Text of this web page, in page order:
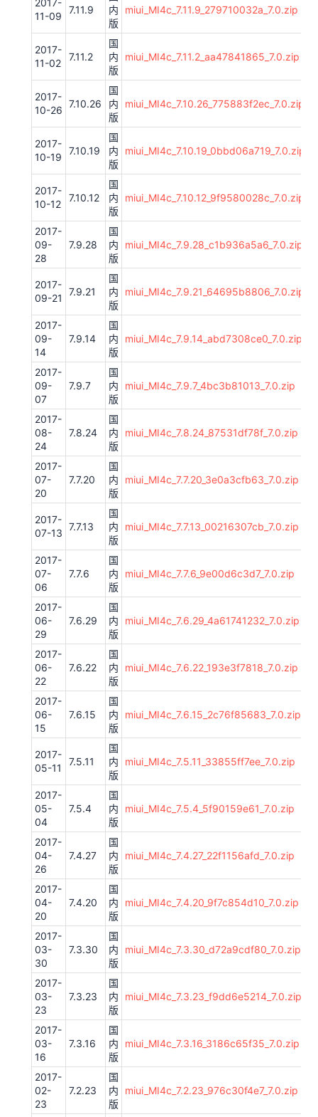
2017-
11-09
7.11.9
内
版
miui_MI4c_7.11.9_279710032a_7.0.zip
2017-
11-02
7.11.2
国
内
版
miui_MI4c_7.11.2_aa47841865_7.0.zip
2017-
10-26
7.10.26
国
内
版
miui_MI4c_7.10.26_775883f2ec_7.0.zip
2017-
10-19
7.10.19
国
内
版
miui_MI4c_7.10.19_0bbd06a719_7.0.zip
2017-
10-12
7.10.12
国
内
版
miui_MI4c_7.10.12_9f9580028c_7.0.zip
2017-
09-
28
7.9.28
国
内
版
miui_MI4c_7.9.28_c1b936a5a6_7.0.zip
2017-
09-21
7.9.21
国
内
版
miui_MI4c_7.9.21_64695b8806_7.0.zip
2017-
09-
14
7.9.14
国
内
版
miui_MI4c_7.9.14_abd7308ce0_7.0.zip
2017-
09-
07
7.9.7
国
内
版
miui_MI4c_7.9.7_4bc3b81013_7.0.zip
2017-
08-
24
7.8.24
国
内
版
miui_MI4c_7.8.24_87531df78f_7.0.zip
2017-
07-
20
7.7.20
国
内
版
miui_MI4c_7.7.20_3e0a3cfb63_7.0.zip
2017-
07-13
7.7.13
国
内
版
miui_MI4c_7.7.13_00216307cb_7.0.zip
2017-
07-
06
7.7.6
国
内
版
miui_MI4c_7.7.6_9e00d6c3d7_7.0.zip
2017-
06-
29
7.6.29
国
内
版
miui_MI4c_7.6.29_4a61741232_7.0.zip
2017-
06-
22
7.6.22
国
内
版
miui_MI4c_7.6.22_193e3f7818_7.0.zip
2017-
06-
15
7.6.15
国
内
版
miui_MI4c_7.6.15_2c76f85683_7.0.zip
2017-
05-11
7.5.11
国
内
版
miui_MI4c_7.5.11_33855ff7ee_7.0.zip
2017-
05-
04
7.5.4
国
内
版
miui_MI4c_7.5.4_5f90159e61_7.0.zip
2017-
04-
26
7.4.27
国
内
版
miui_MI4c_7.4.27_22f1156afd_7.0.zip
2017-
04-
20
7.4.20
国
内
版
miui_MI4c_7.4.20_9f7c854d10_7.0.zip
2017-
03-
30
7.3.30
国
内
版
miui_MI4c_7.3.30_d72a9cdf80_7.0.zip
2017-
03-
23
7.3.23
国
内
版
miui_MI4c_7.3.23_f9dd6e5214_7.0.zip
2017-
03-
16
7.3.16
国
内
版
miui_MI4c_7.3.16_3186c65f35_7.0.zip
2017-
02-
23
7.2.23
国
内
版
miui_MI4c_7.2.23_976c30f4e7_7.0.zip